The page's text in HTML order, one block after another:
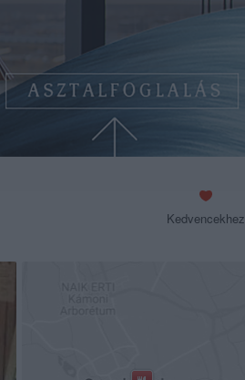
Kedvencekhez